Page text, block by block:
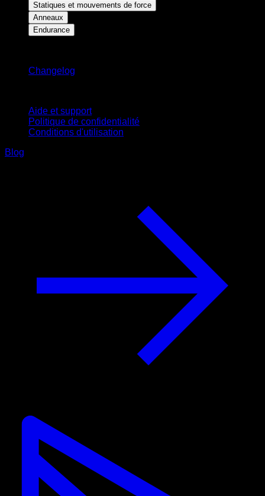
Statiques et mouvements de force
Anneaux
Endurance
Changelog
Aide et support
Politique de confidentialité
Conditions d'utilisation
Blog